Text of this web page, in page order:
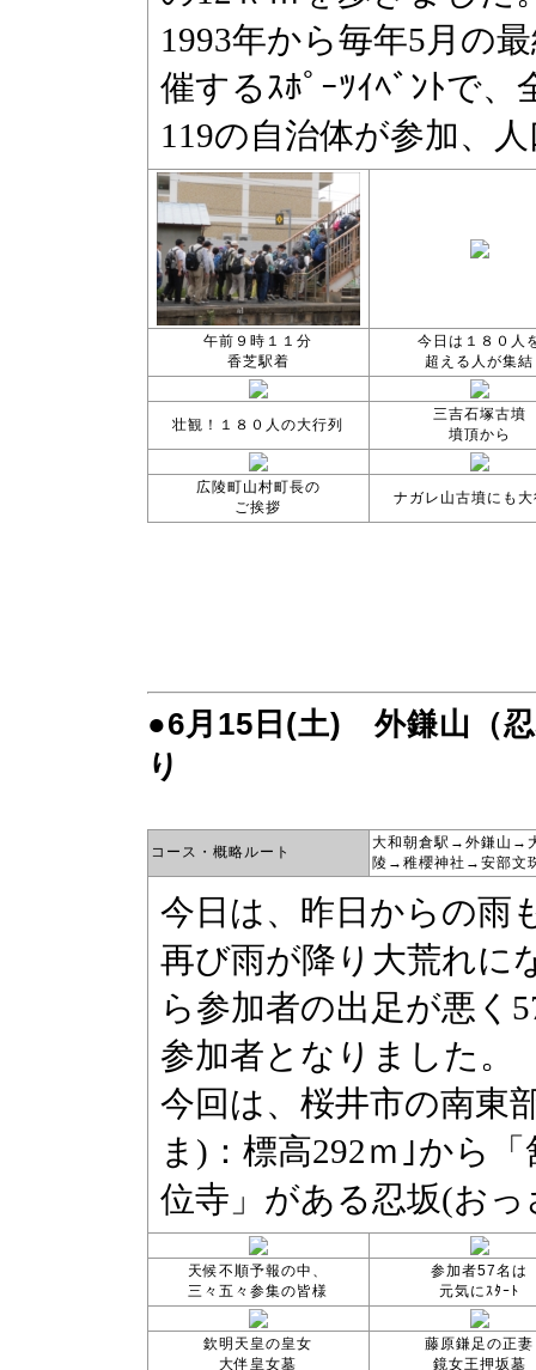
午前９時１１分
香芝駅着
今日は１８０人
超える人が集結
壮観！１８０人の大行列
三吉石塚古墳
墳頂から
広陵町山村町長の
ご挨拶
ナガレ山古墳にも
●6月15日(土) 外鎌山（
り
コース・概略ルート
大和朝倉駅→外鎌山→
陵→稚櫻神社→安部文
天候不順予報の中、
三々五々参集の皆様
参加者57名は
元気にｽﾀｰﾄ
欽明天皇の皇女
大伴皇女墓
藤原鎌足の正妻
鏡女王押坂墓